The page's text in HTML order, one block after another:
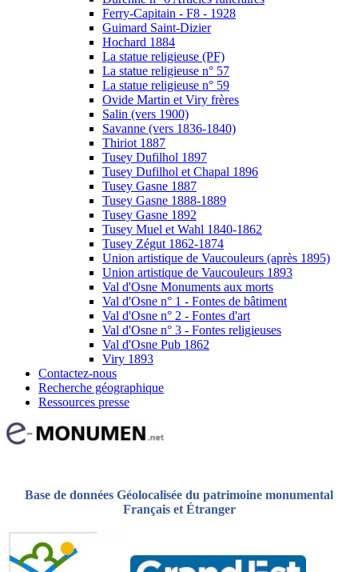
Ferry-Capitain - F8 - 1928
Guimard Saint-Dizier
Hochard 1884
La statue religieuse (PF)
La statue religieuse n° 57
La statue religieuse n° 59
Ovide Martin et Viry frères
Salin (vers 1900)
Savanne (vers 1836-1840)
Thiriot 1887
Tusey Dufilhol 1897
Tusey Dufilhol et Chapal 1896
Tusey Gasne 1887
Tusey Gasne 1888-1889
Tusey Gasne 1892
Tusey Muel et Wahl 1840-1862
Tusey Zégut 1862-1874
Union artistique de Vaucouleurs (après 1895)
Union artistique de Vaucouleurs 1893
Val d'Osne Monuments aux morts
Val d'Osne n° 1 - Fontes de bâtiment
Val d'Osne n° 2 - Fontes d'art
Val d'Osne n° 3 - Fontes religieuses
Val d'Osne Pub 1862
Viry 1893
Contactez-nous
Recherche géographique
Ressources presse
Base de données Géolocalisée du patrimoine monumental
Français et Étranger